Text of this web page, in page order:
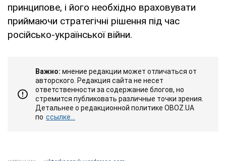
принципове, і його необхідно враховувати
приймаючи стратегічні рішення під час
російсько-української війни.
Важно: мнение редакции может отличаться от
авторского. Редакция сайта не несет
ответственности за содержание блогов, но
стремится публиковать различные точки зрения.
Детальнее о редакционной политике OBOZ.UA
по ссылке...